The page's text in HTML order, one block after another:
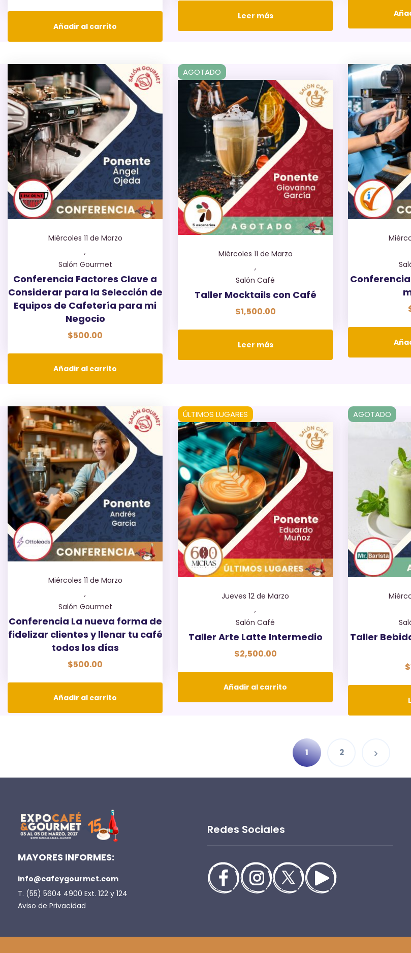
Añadir al carrito
Leer más
Miércoles 11 de Marzo
,
Salón Gourmet
Conferencia Factores Clave a
Considerar para la Selección de
Equipos de Cafetería para mi
Negocio
$500.00
Añadir al carrito
AGOTADO
Miércoles 11 de Marzo
,
Salón Café
Taller Mocktails con Café
$1,500.00
Leer más
Miércoles 11 de Marzo
,
Salón Gourmet
Conferencia La nueva forma de
fidelizar clientes y llenar tu café
todos los días
$500.00
Añadir al carrito
ÚLTIMOS LUGARES
Jueves 12 de Marzo
,
Salón Café
Taller Arte Latte Intermedio
$2,500.00
Añadir al carrito
AGOTADO
Taller
$
1 2
MAYORES INFORMES:
info@cafeygourmet.com
T. (55) 5604 4900 Ext. 122 y 124
Aviso de Privacidad
Redes Sociales